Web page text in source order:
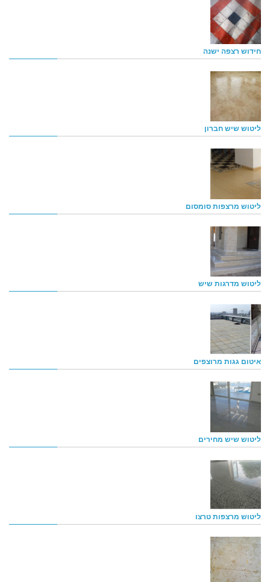
חידוש רצפה ישנה
ליטוש שיש חברון
ליטוש מרצפות סומסום
ליטוש מדרגות שיש
איטום גגות מרוצפים
ליטוש שיש מחירים
ליטוש מרצפות טרצו